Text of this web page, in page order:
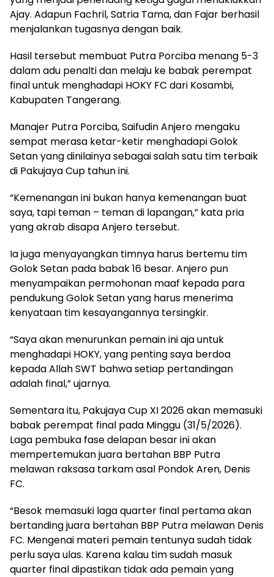
Ajay. Adapun Fachril, Satria Tama, dan Fajar berhasil
menjalankan tugasnya dengan baik.
Hasil tersebut membuat Putra Porciba menang 5-3
dalam adu penalti dan melaju ke babak perempat
final untuk menghadapi HOKY FC dari Kosambi,
Kabupaten Tangerang.
Manajer Putra Porciba, Saifudin Anjero mengaku
sempat merasa ketar-ketir menghadapi Golok
Setan yang dinilainya sebagai salah satu tim terbaik
di Pakujaya Cup tahun ini.
“Kemenangan ini bukan hanya kemenangan buat
saya, tapi teman – teman di lapangan,” kata pria
yang akrab disapa Anjero tersebut.
Ia juga menyayangkan timnya harus bertemu tim
Golok Setan pada babak 16 besar. Anjero pun
menyampaikan permohonan maaf kepada para
pendukung Golok Setan yang harus menerima
kenyataan tim kesayangannya tersingkir.
“Saya akan menurunkan pemain ini aja untuk
menghadapi HOKY, yang penting saya berdoa
kepada Allah SWT bahwa setiap pertandingan
adalah final,” ujarnya.
Sementara itu, Pakujaya Cup XI 2026 akan memasuki
babak perempat final pada Minggu (31/5/2026).
Laga pembuka fase delapan besar ini akan
mempertemukan juara bertahan BBP Putra
melawan raksasa tarkam asal Pondok Aren, Denis
FC.
“Besok memasuki laga quarter final pertama akan
bertanding juara bertahan BBP Putra melawan Denis
FC. Mengenai materi pemain tentunya sudah tidak
perlu saya ulas. Karena kalau tim sudah masuk
quarter final dipastikan tidak ada pemain yang